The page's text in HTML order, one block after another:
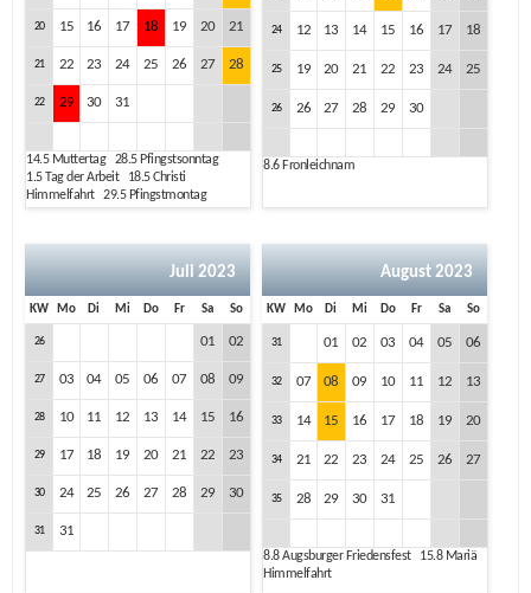
20 15 16 17 18 19 20 21
21 22 23 24 25 26 27 28
22 29 30 31
14.5Muttertag 28.5Pfingstsonntag
1.5Tag der Arbeit 18.5Christi
Himmelfahrt 29.5Pfingstmontag
24 12 13 14 15 16 17 18
25 19 20 21 22 23 24 25
26 26 27 28 29 30
8.6Fronleichnam
Juli 2023
KW Mo Di Mi Do Fr Sa So
26 01 02
27 03 04 05 06 07 08 09
28 10 11 12 13 14 15 16
29 17 18 19 20 21 22 23
30 24 25 26 27 28 29 30
31 31
August 2023
KW Mo Di Mi Do Fr Sa So
31 01 02 03 04 05 06
32 07 08 09 10 11 12 13
33 14 15 16 17 18 19 20
34 21 22 23 24 25 26 27
35 28 29 30 31
8.8Augsburger Friedensfest 15.8Mariä
Himmelfahrt